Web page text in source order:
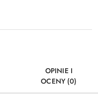
OPINIE I
OCENY (0)